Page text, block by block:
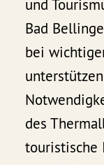
und
Bad
bei
des
touristische